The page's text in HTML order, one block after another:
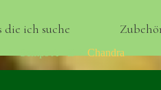
die ich suche
Semps A - Z Chandra